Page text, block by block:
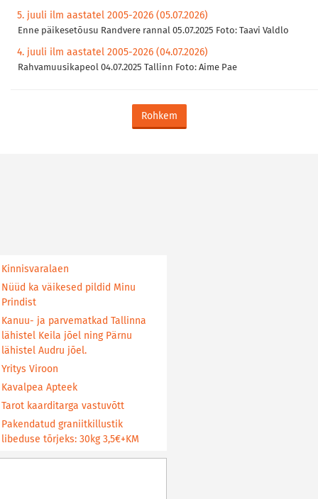
5. juuli ilm aastatel 2005-2026 (05.07.2026)
Enne päikesetõusu Randvere rannal 05.07.2025 Foto: Taavi Valdlo
4. juuli ilm aastatel 2005-2026 (04.07.2026)
Rahvamuusikapeol 04.07.2025 Tallinn Foto: Aime Pae
Rohkem
Kinnisvaralaen
Nüüd ka väikesed pildid Minu
Prindist
Kanuu- ja parvematkad Tallinna
lähistel Keila jõel ning Pärnu
lähistel Audru jõel.
Yritys Viroon
Kavalpea Apteek
Tarot kaarditarga vastuvõtt
Pakendatud graniitkillustik
libeduse tõrjeks: 30kg 3,5€+KM